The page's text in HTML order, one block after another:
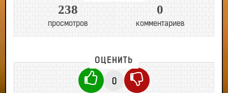
238
просмотров
0
комментариев
ОЦЕНИТЬ
0